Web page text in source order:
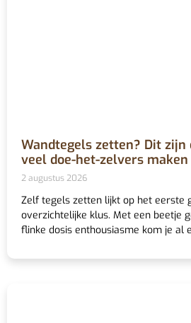
Wandtegels zetten? Dit zijn
veel doe-het-zelvers maken
2 augustus 2026
Zelf tegels zetten lijkt op het eerste
overzichtelijke klus. Met een beetje
flinke dosis enthousiasme kom je al